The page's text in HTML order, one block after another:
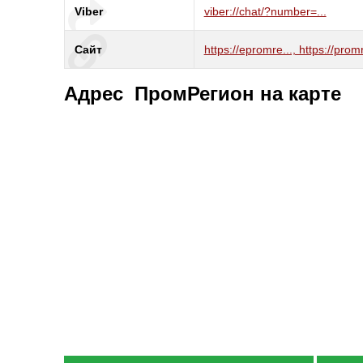
Viber viber://chat/?number=...
Сайт https://epromre..., https://
Адрес ПромРегион на карте